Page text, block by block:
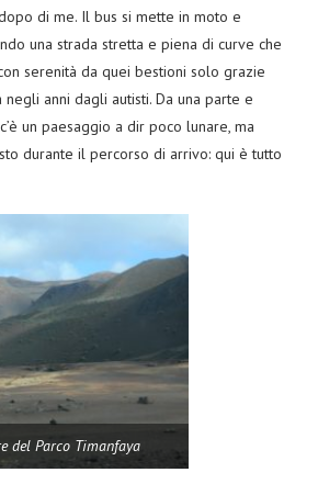
di me. Il bus si mette in moto e
una strada stretta e piena di curve che
serenità da quei bestioni solo grazie
negli anni dagli autisti. Da una parte e
un paesaggio a dir poco lunare, ma
durante il percorso di arrivo: qui è tutto
del Parco Timanfaya